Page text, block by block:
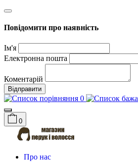
Повідомити про наявність
Ім'я
Електронна пошта
Коментарій
Відправити
0
0
Про нас